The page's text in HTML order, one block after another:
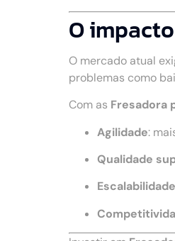
O
O mercado atual
problemas como
Com as Fresadora
Agilidade:
Qualidade
Escalabilidade